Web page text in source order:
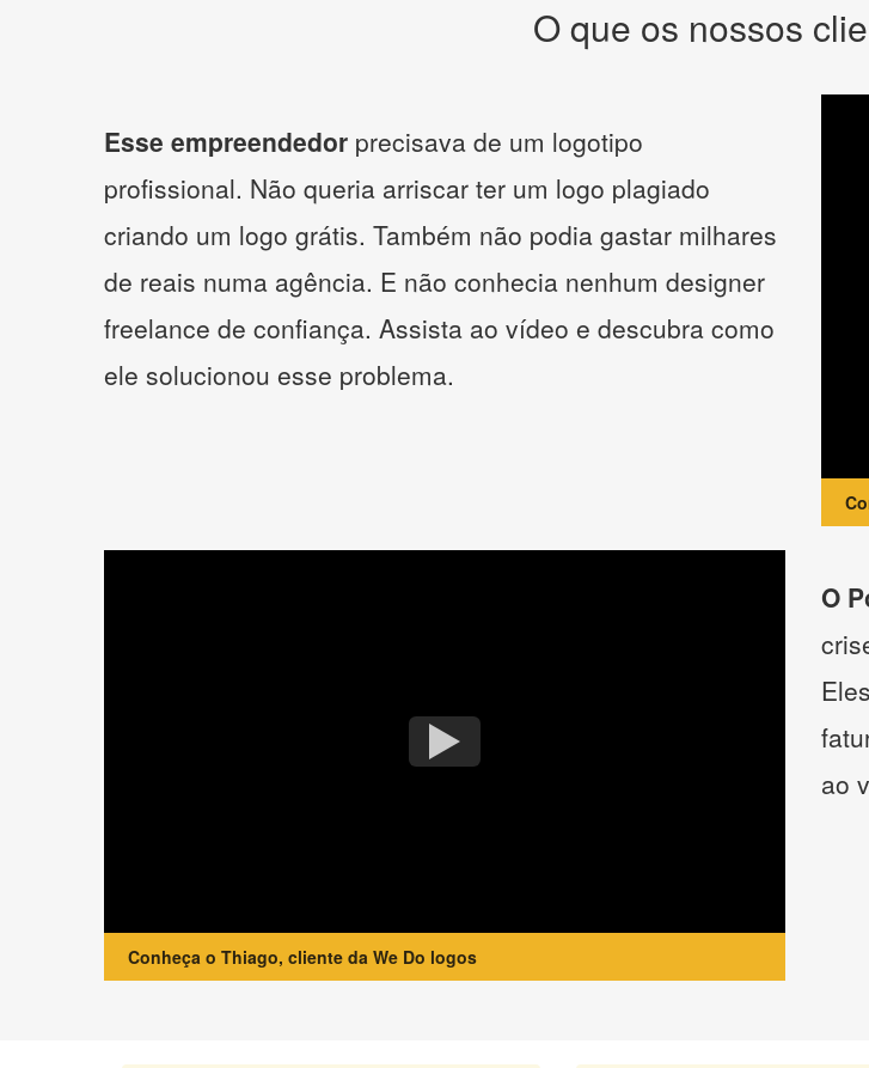
O que os nossos
Esse empreendedor precisava de um logotipo
profissional. Não queria arriscar ter um logo plagiado
criando um logo grátis. Também não podia gastar milhares
de reais numa agência. E não conhecia nenhum designer
freelance de confiança. Assista ao vídeo e descubra como
ele solucionou esse problema.
Conheça o Thiago, cliente da We Do logos
O
ao